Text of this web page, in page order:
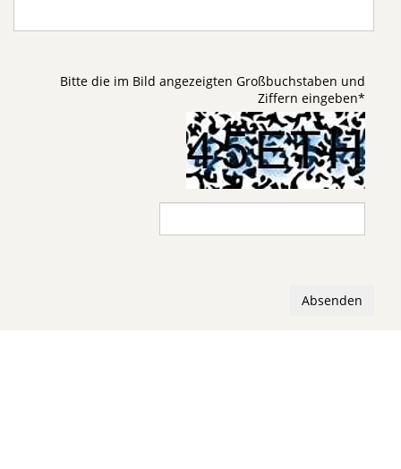
Bitte die im Bild angezeigten Großbuchstaben und
Ziffern eingeben*
Absenden